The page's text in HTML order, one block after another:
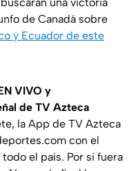
de Canadá sobre
y Ecuador de este
VIVO y
de TV Azteca
la App de TV Azteca
con el
el país. Por si fuera